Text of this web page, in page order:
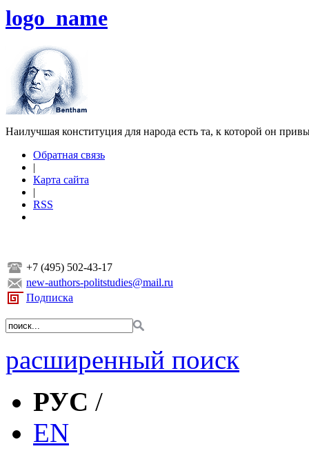
logo_name
Наилучшая конституция для народа есть та, к которой он
Обратная связь
|
Карта сайта
|
RSS
+7 (495) 502-43-17
new-authors-politstudies@mail.ru
Подписка
расширенный поиск
РУС /
EN